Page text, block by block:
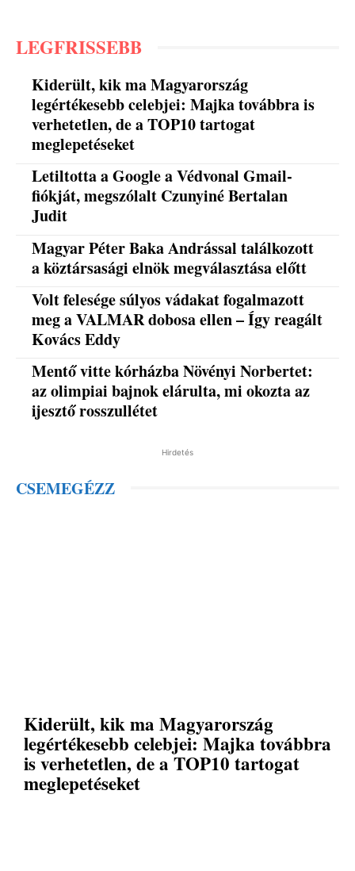
LEGFRISSEBB
Kiderült, kik ma Magyarország
legértékesebb celebjei: Majka továbbra is
verhetetlen, de a TOP10 tartogat
meglepetéseket
Letiltotta a Google a Védvonal Gmail-
fiókját, megszólalt Czunyiné Bertalan
Judit
Magyar Péter Baka Andrással találkozott
a köztársasági elnök megválasztása előtt
Volt felesége súlyos vádakat fogalmazott
meg a VALMAR dobosa ellen – Így reagált
Kovács Eddy
Mentő vitte kórházba Növényi Norbertet:
az olimpiai bajnok elárulta, mi okozta az
ijesztő rosszullétet
Hirdetés
CSEMEGÉZZ
Kiderült, kik ma Magyarország
legértékesebb celebjei: Majka továbbra
is verhetetlen, de a TOP10 tartogat
meglepetéseket